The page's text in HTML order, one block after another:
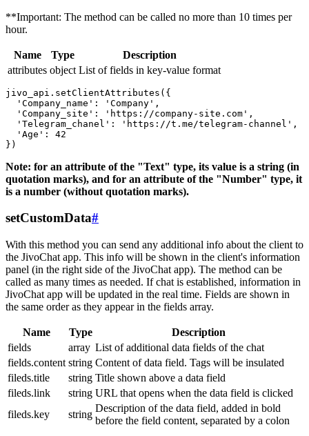
**Important: The method can be called no more than 10 times per
hour.
Name Type
Description
attributes object List of fields in key-value format
jivo_api.setClientAttributes({
  'Company_name': 'Company',
  'Company_site': 'https://company-site.com',
  'Telegram_chanel': 'https://t.me/telegram-channel',
  'Age': 42
Note: for an attribute of the "Text" type, its value is a string (in
quotation marks), and for an attribute of the "Number" type, it
is a number (without quotation marks).
setCustomData#
With this method you can send any additional info about the client to
the JivoChat app. This info will be shown in the client's information
panel (in the right side of the JivoChat app). The method can be
called as many times as needed. If chat is established, information in
JivoChat app will be updated in the real time. Fields are shown in
the same order as they appear in the fields array.
Name Type
Description
fields
array List of additional data fields of the chat
fields.content string Content of data field. Tags will be insulated
fileds.title
string Title shown above a data field
fileds.link
string URL that opens when the data field is clicked
fileds.key
string
Description of the data field, added in bold
before the field content, separated by a colon